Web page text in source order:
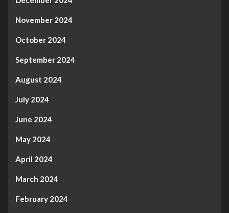
November 2024
October 2024
September 2024
August 2024
July 2024
June 2024
May 2024
April 2024
March 2024
February 2024